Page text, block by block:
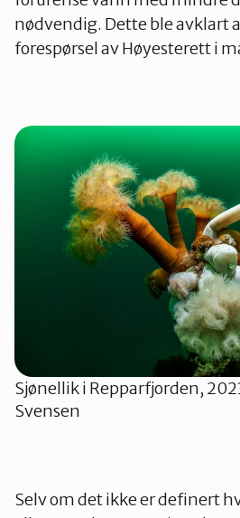
nødvendig. Dette ble avklart
forespørsel av Høyesterett i
Sjønellik i Repparfjorden,
Svensen
Selv om det ikke er definert